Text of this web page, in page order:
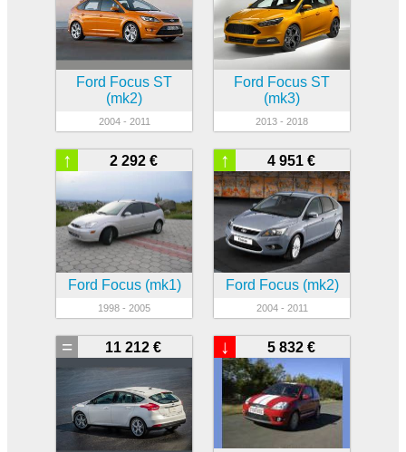
Ford Focus ST
(mk2)
2004 - 2011
Ford Focus ST
(mk3)
2013 - 2018
2 292 €
↑
Ford Focus (mk1)
1998 - 2005
4 951 €
↑
Ford Focus (mk2)
2004 - 2011
11 212 €
= 5 832 €
↓